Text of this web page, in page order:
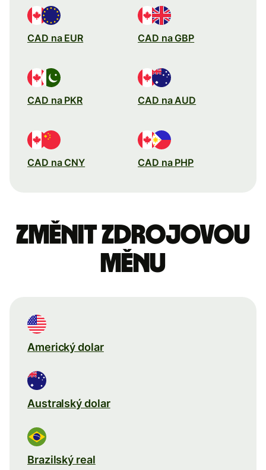
CAD na EUR CAD na GBP
CAD na PKR CAD na AUD
CAD na CNY CAD na PHP
Změnit zdrojovou
měnu
Americký dolar
Australský dolar
Brazilský real